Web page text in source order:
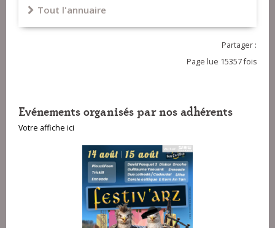
Tout l'annuaire
Partager :
Page lue 15357 fois
Evénements organisés par nos adhérents
Votre affiche ici